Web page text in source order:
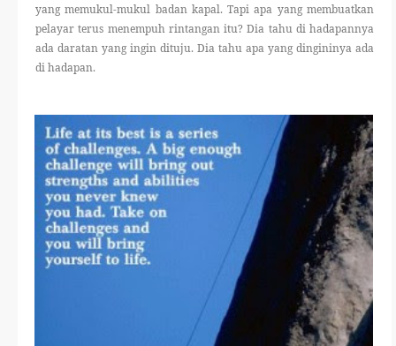
yang memukul-mukul badan kapal. Tapi apa yang membuatkan
pelayar terus menempuh rintangan itu? Dia tahu di hadapannya
ada daratan yang ingin dituju. Dia tahu apa yang dingininya ada
di hadapan.